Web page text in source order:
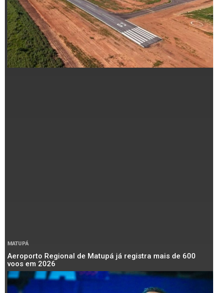
MATUPÁ
Aeroporto Regional de Matupá já registra mais de 600
voos em 2026